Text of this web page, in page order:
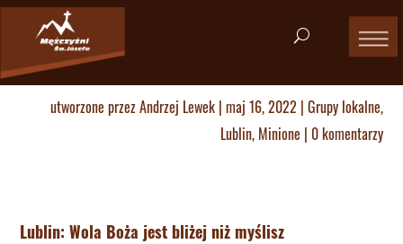
utworzone przezAndrzej Lewek| maj 16, 2022 | Grupy lokalne,
Lublin, Minione | 0 komentarzy
Lublin: Wola Boża jest bliżej niż myślisz